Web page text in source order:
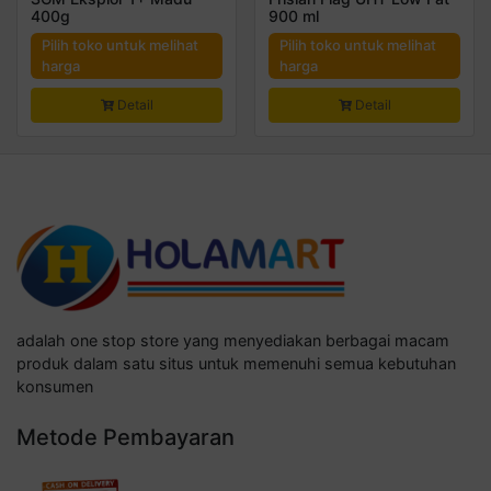
400g
Pilih toko untuk melihat
harga
Detail
900 ml
Pilih toko untuk melihat
harga
Detail
adalah one stop store yang menyediakan berbagai macam
produk dalam satu situs untuk memenuhi semua kebutuhan
konsumen
Metode Pembayaran